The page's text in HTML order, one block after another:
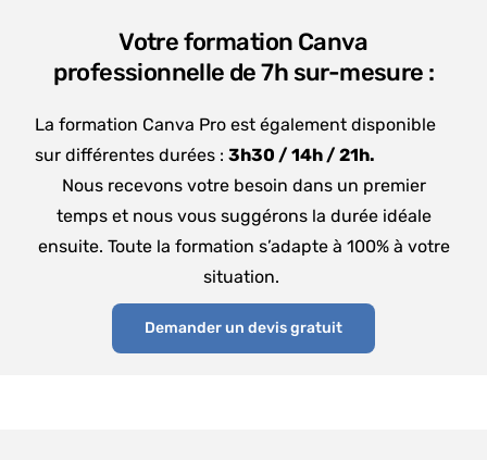
Votre formation Canva
professionnelle de 7h sur-mesure :
La formation Canva Pro est également disponible
sur différentes durées :3h30 /14h /21h.
Nous recevons votre besoin dans un premier
temps et nous vous suggérons la durée idéale
ensuite. Toute la formation s’adapte à 100% à votre
situation.
Demander un devis gratuit